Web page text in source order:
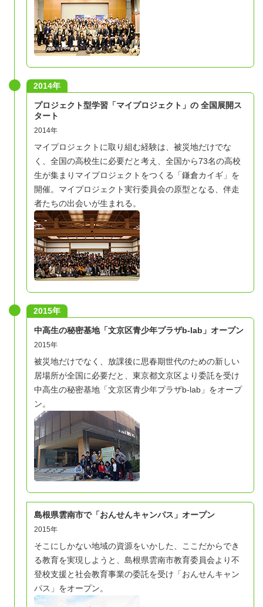
2014年
プロジェクト型学習「マイプロジェクト」の 全国展開ス
タート
2014年
マイプロジェクトに取り組む経験は、被災地だけでな
く、全国の高校生に必要だと考え、全国から73名の高校
生が集まりマイプロジェクトをつくる「鎌倉カイギ」を
開催。マイプロジェクト実行委員会の原型となる、伴走
者たちの出会いが生まれる。
2015年
中高生の秘密基地「文京区青少年プラザb-lab」オープン
2015年
被災地だけでなく、放課後に思春期世代のための新しい
居場所が全国に必要だと、東京都文京区より委託を受け
中高生の秘密基地「文京区青少年プラザb-lab」をオープ
ン。
島根県雲南市で「おんせんキャンパス」オープン
2015年
そこにしかない地域の資源をいかした、ここだからでき
る教育を実現しようと、島根県雲南市教育委員会より不
登校支援と社会教育事業の委託を受け「おんせんキャン
パス」をオープン。